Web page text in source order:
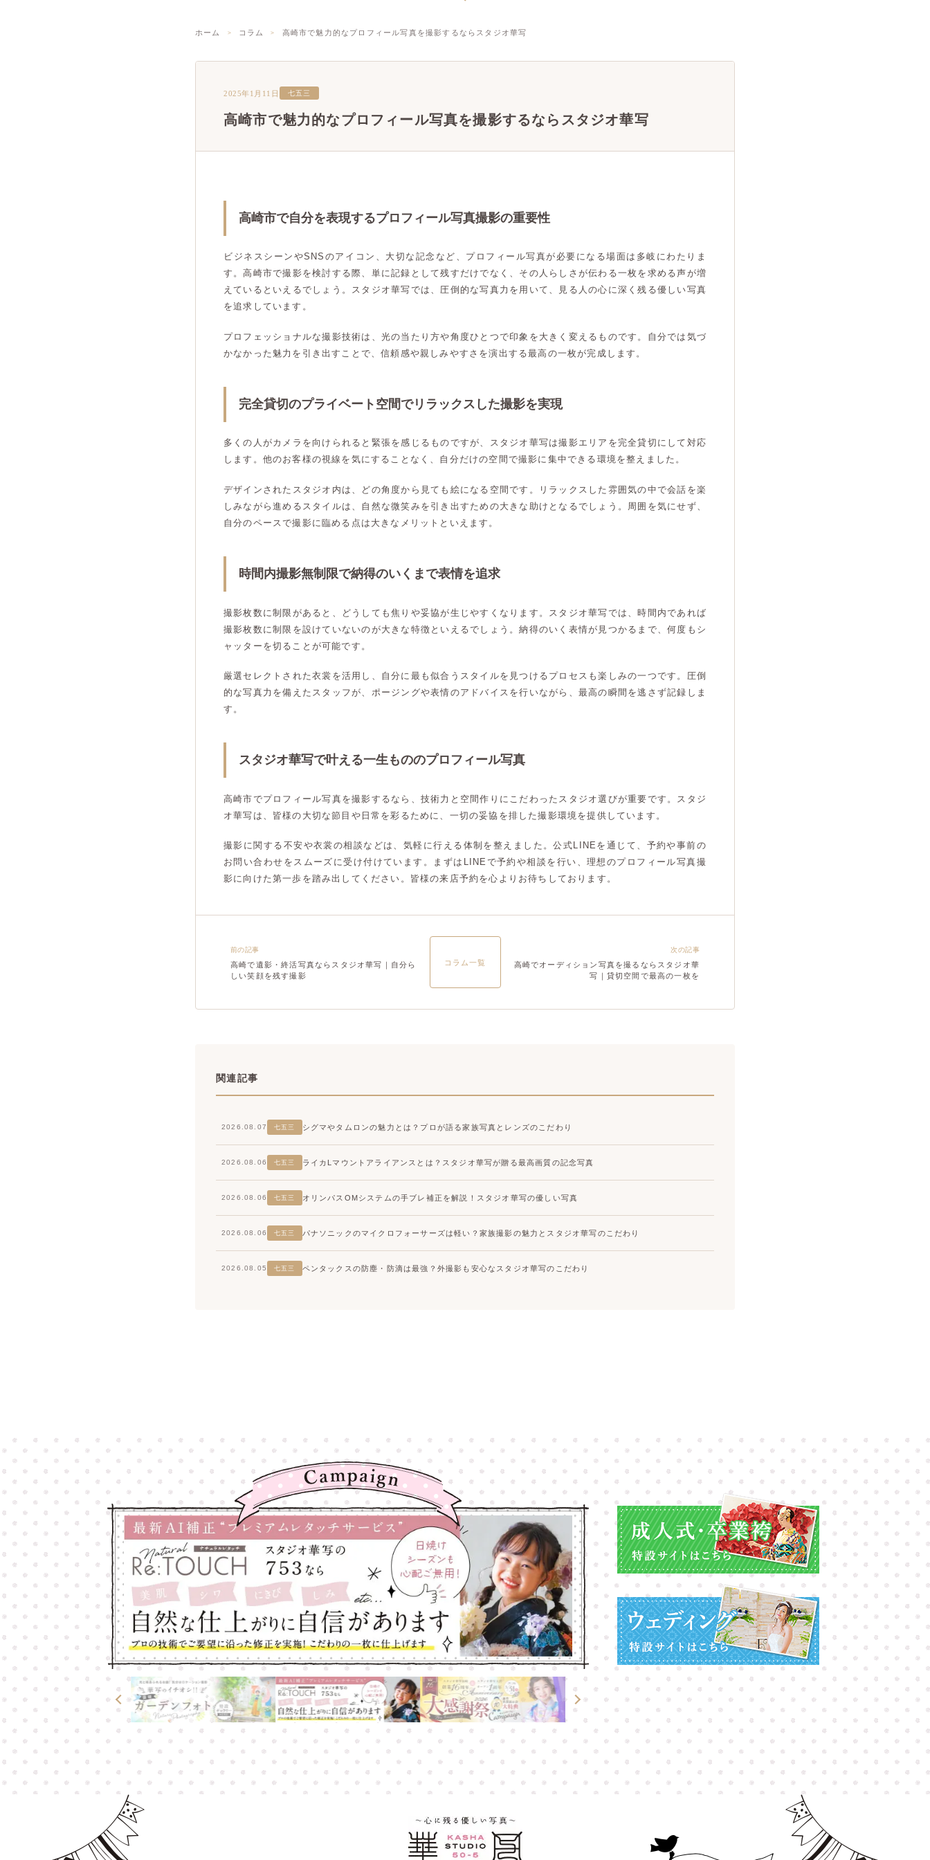
ホーム コラム 高崎市で魅力的なプロフィール写真を撮影するならスタジオ華写
2025年1月11日 七五三
高崎市で魅力的なプロフィール写真を撮影するならスタジオ華写
高崎市で自分を表現するプロフィール写真撮影の重要性
ビジネスシーンやSNSのアイコン、大切な記念など、プロフィール写真が必要になる場面は多岐にわたりま
す。高崎市で撮影を検討する際、単に記録として残すだけでなく、その人らしさが伝わる一枚を求める声が増
えているといえるでしょう。スタジオ華写では、圧倒的な写真力を用いて、見る人の心に深く残る優しい写真
を追求しています。
プロフェッショナルな撮影技術は、光の当たり方や角度ひとつで印象を大きく変えるものです。自分では気づ
かなかった魅力を引き出すことで、信頼感や親しみやすさを演出する最高の一枚が完成します。
完全貸切のプライベート空間でリラックスした撮影を実現
多くの人がカメラを向けられると緊張を感じるものですが、スタジオ華写は撮影エリアを完全貸切にして対応
します。他のお客様の視線を気にすることなく、自分だけの空間で撮影に集中できる環境を整えました。
デザインされたスタジオ内は、どの角度から見ても絵になる空間です。リラックスした雰囲気の中で会話を楽
しみながら進めるスタイルは、自然な微笑みを引き出すための大きな助けとなるでしょう。周囲を気にせず、
自分のペースで撮影に臨める点は大きなメリットといえます。
時間内撮影無制限で納得のいくまで表情を追求
撮影枚数に制限があると、どうしても焦りや妥協が生じやすくなります。スタジオ華写では、時間内であれば
撮影枚数に制限を設けていないのが大きな特徴といえるでしょう。納得のいく表情が見つかるまで、何度もシ
ャッターを切ることが可能です。
厳選セレクトされた衣裳を活用し、自分に最も似合うスタイルを見つけるプロセスも楽しみの一つです。圧倒
的な写真力を備えたスタッフが、ポージングや表情のアドバイスを行いながら、最高の瞬間を逃さず記録しま
す。
スタジオ華写で叶える一生もののプロフィール写真
高崎市でプロフィール写真を撮影するなら、技術力と空間作りにこだわったスタジオ選びが重要です。スタジ
オ華写は、皆様の大切な節目や日常を彩るために、一切の妥協を排した撮影環境を提供しています。
撮影に関する不安や衣裳の相談などは、気軽に行える体制を整えました。公式LINEを通じて、予約や事前の
お問い合わせをスムーズに受け付けています。まずはLINEで予約や相談を行い、理想のプロフィール写真撮
影に向けた第一歩を踏み出してください。皆様の来店予約を心よりお待ちしております。
前の記事
高崎で遺影・終活写真ならスタジオ華写｜自分ら
しい笑顔を残す撮影
コラム一覧
次の記事
高崎でオーディション写真を撮るならスタジオ華
写｜貸切空間で最高の一枚を
関連記事
2026.08.07 七五三 シグマやタムロンの魅力とは？プロが語る家族写真とレンズのこだわり
2026.08.06 七五三 ライカLマウントアライアンスとは？スタジオ華写が贈る最高画質の記念写真
2026.08.06 七五三 オリンパスOMシステムの手ブレ補正を解説！スタジオ華写の優しい写真
2026.08.06 七五三 パナソニックのマイクロフォーサーズは軽い？家族撮影の魅力とスタジオ華写のこだわり
2026.08.05 七五三 ペンタックスの防塵・防滴は最強？外撮影も安心なスタジオ華写のこだわり